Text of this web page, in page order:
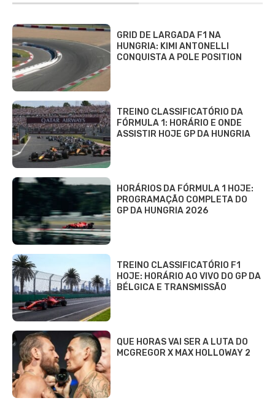
GRID DE LARGADA F1 NA
HUNGRIA: KIMI ANTONELLI
CONQUISTA A POLE POSITION
TREINO CLASSIFICATÓRIO DA
FÓRMULA 1: HORÁRIO E ONDE
ASSISTIR HOJE GP DA HUNGRIA
HORÁRIOS DA FÓRMULA 1 HOJE:
PROGRAMAÇÃO COMPLETA DO
GP DA HUNGRIA 2026
TREINO CLASSIFICATÓRIO F1
HOJE: HORÁRIO AO VIVO DO GP DA
BÉLGICA E TRANSMISSÃO
QUE HORAS VAI SER A LUTA DO
MCGREGOR X MAX HOLLOWAY 2